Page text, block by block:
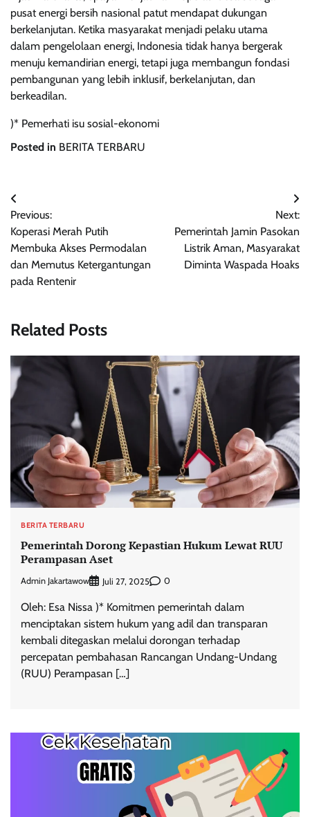
pusat energi bersih nasional patut mendapat dukungan
berkelanjutan. Ketika masyarakat menjadi pelaku utama
dalam pengelolaan energi, Indonesia tidak hanya bergerak
menuju kemandirian energi, tetapi juga membangun fondasi
pembangunan yang lebih inklusif, berkelanjutan, dan
berkeadilan.
)* Pemerhati isu sosial-ekonomi
Posted in BERITA TERBARU
Navigasi
pos
Previous:
Koperasi Merah Putih
Membuka Akses Permodalan
dan Memutus Ketergantungan
pada Rentenir
Next:
Pemerintah Jamin Pasokan
Listrik Aman, Masyarakat
Diminta Waspada Hoaks
Related Posts
BERITA TERBARU
Pemerintah Dorong Kepastian Hukum Lewat RUU
Perampasan Aset
Admin Jakartawow Juli 27, 2025 0
Oleh: Esa Nissa )* Komitmen pemerintah dalam
menciptakan sistem hukum yang adil dan transparan
kembali ditegaskan melalui dorongan terhadap
percepatan pembahasan Rancangan Undang-Undang
(RUU) Perampasan […]